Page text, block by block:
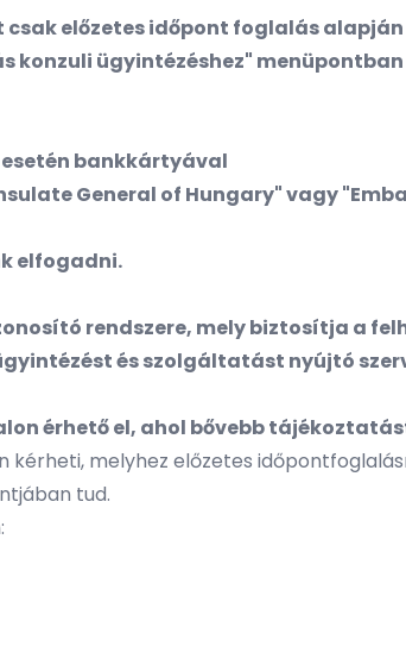
előzetes időpont foglalás
konzuli ügyintézéshez"
bankkártyával
General of Hungary" vagy
elfogadni.
rendszere, mely biztosítja a
és szolgáltatást nyújtó
érhető el, ahol bővebb
melyhez előzetes
tud.